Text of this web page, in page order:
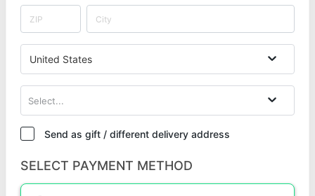
United States
Select...
Send as gift / different delivery address
SELECT PAYMENT METHOD